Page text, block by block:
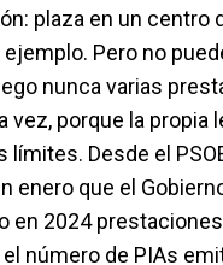
plaza en un centro
Pero no
nunca varias
vez, porque la propia
Desde el
enero que el
en 2024
número de PIAs